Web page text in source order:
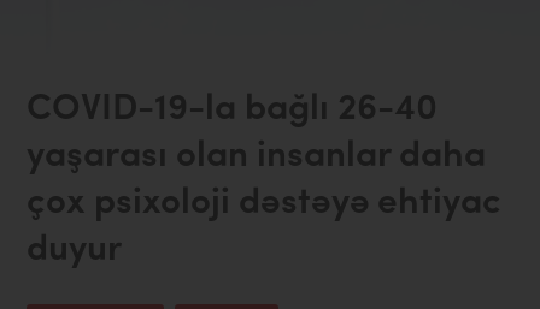
COVID-19-la bağlı 26-40
yaşarası olan insanlar daha
çox psixoloji dəstəyə ehtiyac
duyur